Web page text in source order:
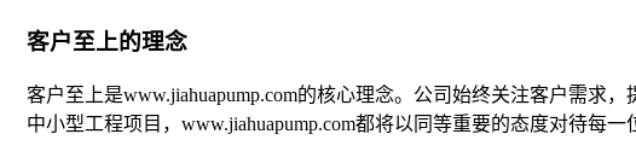
客户至上的理念
客户至上是www.jiahuapump.com的核心理念。公司始终关注客户需求
中小型工程项目，www.jiahuapump.com都将以同等重要的态度对待每一